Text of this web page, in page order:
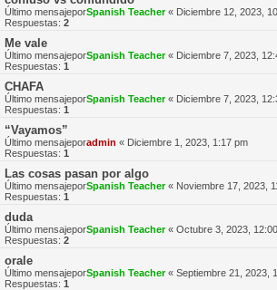
Último mensajeporSpanish Teacher« Diciembre 12, 2023,
Respuestas: 2
Me vale
Último mensajeporSpanish Teacher« Diciembre 7, 2023,
Respuestas: 1
CHAFA
Último mensajeporSpanish Teacher« Diciembre 7, 2023,
Respuestas: 1
“Vayamos”
Último mensajeporadmin « Diciembre 1, 2023, 1:17 pm
Respuestas: 1
Las cosas pasan por algo
Último mensajeporSpanish Teacher« Noviembre 17, 2023,
Respuestas: 1
duda
Último mensajeporSpanish Teacher« Octubre 3, 2023,
Respuestas: 2
orale
Último mensajeporSpanish Teacher« Septiembre 21, 2023,
Respuestas: 1